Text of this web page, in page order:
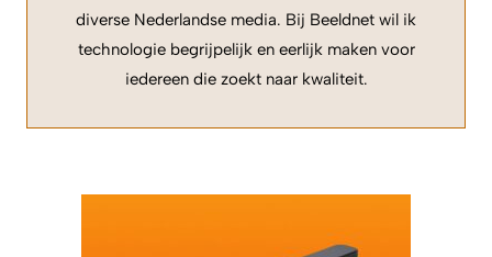
diverse Nederlandse media. Bij Beeldnet wil ik
technologie begrijpelijk en eerlijk maken voor
iedereen die zoekt naar kwaliteit.